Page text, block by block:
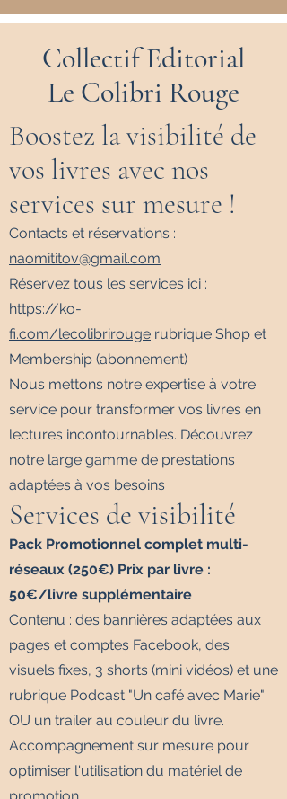
Collectif Editorial
Le Colibri Rouge
Boostez la visibilité de
vos livres avec nos
services sur mesure !
Contacts et réservations :
naomititov@gmail.com
Réservez tous les services ici :
https://ko-
fi.com/lecolibrirouge rubrique Shop et
Membership (abonnement)
Nous mettons notre expertise à votre
service pour transformer vos livres en
lectures incontournables. Découvrez
notre large gamme de prestations
adaptées à vos besoins :
Services de visibilité
Pack Promotionnel complet multi-
réseaux (250€) Prix par livre :
50€/livre supplémentaire
Contenu : des bannières adaptées aux
pages et comptes Facebook, des
visuels fixes, 3 shorts (mini vidéos) et une
rubrique Podcast "Un café avec Marie"
OU un trailer au couleur du livre.
Accompagnement sur mesure pour
optimiser l'utilisation du matériel de